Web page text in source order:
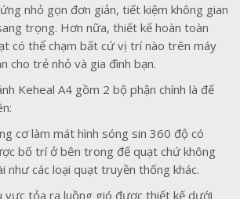
nhỏ gọn đơn giản, tiết kiệm không gian
trọng. Hơn nữa, thiết kế hoàn toàn
có thể chạm bất cứ vị trí nào trên máy
cho trẻ nhỏ và gia đình bạn.
Keheal A4 gồm 2 bộ phận chính là đế
cơ làm mát hình sóng sin 360 độ có
bố trí ở bên trong đế quạt chứ không
như các loại quạt truyền thống khác.
vực tỏa ra luồng gió được thiết kế dưới